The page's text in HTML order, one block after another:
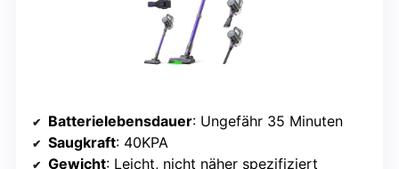
Batterielebensdauer: Ungefähr 35 Minuten
Saugkraft: 40KPA
Gewicht: Leicht, nicht näher spezifiziert